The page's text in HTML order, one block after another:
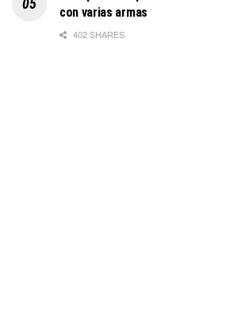
con varias armas
402 SHARES